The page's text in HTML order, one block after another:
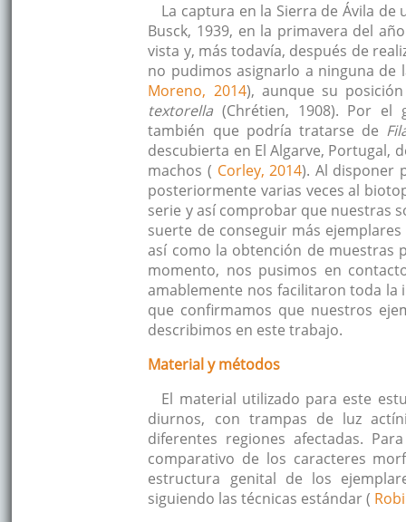
La captura en la Sierra de Ávila
Busck, 1939, en la primavera del
vista y, más todavía, después de
no pudimos asignarlo a ninguna de
Moreno, 2014), aunque su
textorella (Chrétien, 1908). Por el
también que podría tratarse de
descubierta en El Algarve, Portugal,
machos ( Corley, 2014). Al disponer
posteriormente varias veces al
serie y así comprobar que nuestras
suerte de conseguir más
así como la obtención de muestras
momento, nos pusimos en
amablemente nos facilitaron toda
que confirmamos que nuestros
describimos en este trabajo.
Material y métodos
El material utilizado para este
diurnos, con trampas de luz
diferentes regiones afectadas.
comparativo de los caracteres
estructura genital de los
siguiendo las técnicas estándar (